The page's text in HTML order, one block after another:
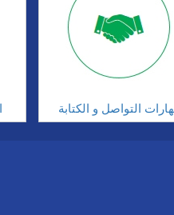
التواصل و الكتابة